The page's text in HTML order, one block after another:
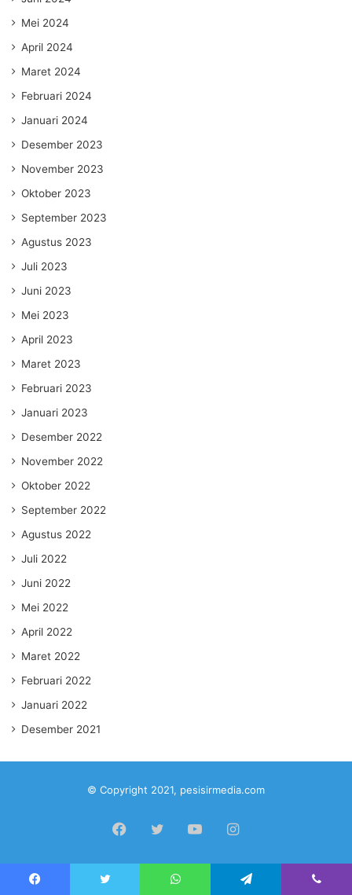
Mei 2024
April 2024
Maret 2024
Februari 2024
Januari 2024
Desember 2023
November 2023
Oktober 2023
September 2023
Agustus 2023
Juli 2023
Juni 2023
Mei 2023
April 2023
Maret 2023
Februari 2023
Januari 2023
Desember 2022
November 2022
Oktober 2022
September 2022
Agustus 2022
Juli 2022
Juni 2022
Mei 2022
April 2022
Maret 2022
Februari 2022
Januari 2022
Desember 2021
© Copyright 2021, pesisirmedia.com
Facebook
TwitterYouTubeInstagram